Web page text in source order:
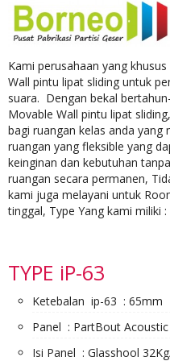
Kami perusahaan yang
Wall pintu lipat sliding untuk
suara. Dengan bekal
Movable Wall pintu lipat
bagi ruangan kelas anda
ruangan yang fleksible yang
keinginan dan kebutuhan
ruangan secara permanen,
kami juga melayani untuk
tinggal, Type Yang kami miliki :
TYPE iP-63
Ketebalan ip-63 : 65mm
Panel : PartBout
Isi Panel : Glasshool